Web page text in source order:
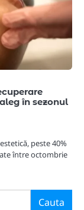
în sezonul
peste 40%
între octombrie
Cauta